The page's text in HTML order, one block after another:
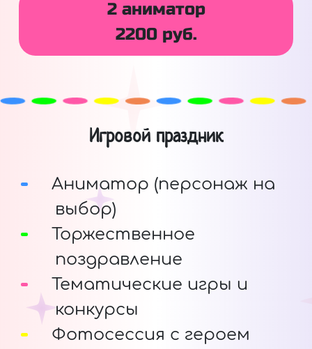
2 аниматор
2200 руб.
Игровой праздник
Аниматор (персонаж на
выбор)
Торжественное
поздравление
Тематические игры и
конкурсы
Фотосессия с героем